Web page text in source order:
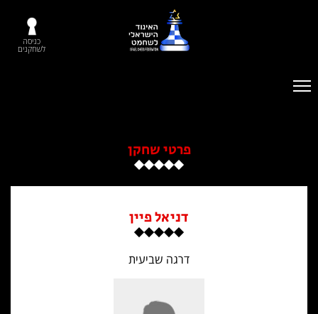
כניסה
לשחקנים
פרטי שחקן
דניאל פיין
דרגה שביעית